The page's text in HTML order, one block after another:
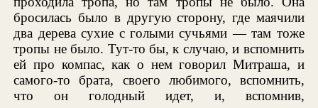
бросилась было в другую сторону, где маячили
два дерева сухие с голыми сучьями — там тоже
тропы не было. Тут-то бы, к случаю, и вспомнить
ей про компас, как о нем говорил Митраша, и
самого-то брата, своего любимого, вспомнить,
что он голодный идет, и, вспомнив,